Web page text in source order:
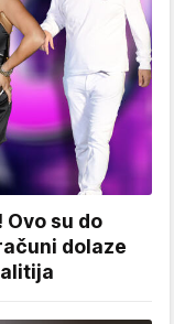
Ovo su do
dolaze